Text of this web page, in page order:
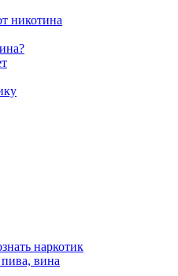
никотина
наркотик
пива, вина